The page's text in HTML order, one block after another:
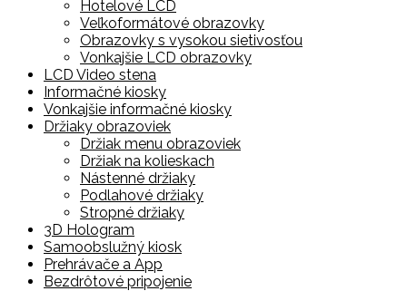
Hotelové LCD
Veľkoformátové obrazovky
Obrazovky s vysokou sietivosťou
Vonkajšie LCD obrazovky
LCD Video stena
Informačné kiosky
Vonkajšie informačné kiosky
Držiaky obrazoviek
Držiak menu obrazoviek
Držiak na kolieskach
Nástenné držiaky
Podlahové držiaky
Stropné držiaky
3D Hologram
Samoobslužný kiosk
Prehrávače a App
Bezdrôtové pripojenie